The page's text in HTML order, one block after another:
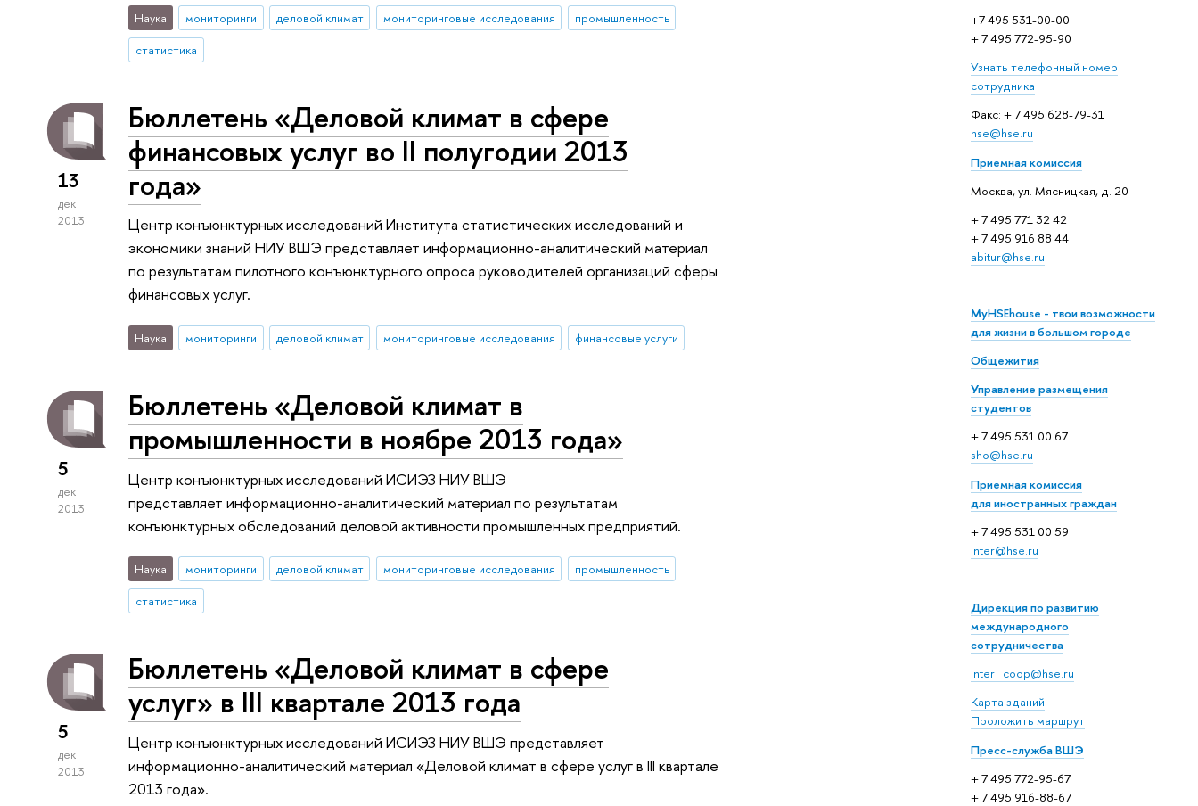
+7 495 531-00-00
+ 7 495 772-95-90
Узнать телефонный номер
сотрудника
Факс: + 7 495 628-79-31
hse@hse.ru
Приемная комиссия
Москва, ул. Мясницкая, д. 20
+ 7 495 771 32 42
+ 7 495 916 88 44
abitur@hse.ru
MyHSEhouse - твои возможности
для жизни в большом городе
Общежития
Управление размещения
студентов
+ 7 495 531 00 67
sho@hse.ru
Приемная комиссия
для иностранных граждан
+ 7 495 531 00 59
inter@hse.ru
Дирекция по развитию
международного
сотрудничества
inter_coop@hse.ru
Карта зданий
Проложить маршрут
Пресс-служба ВШЭ
+ 7 495 772-95-67
+ 7 495 916-88-67
Наука мониторинги деловой климат мониторинговые исследования
промышленность
статистика
13
дек
2013
Бюллетень «Деловой климат в сфере
финансовых услуг во II полугодии 2013
года»
Центр конъюнктурных исследований Института статистических исследований и
экономики знаний НИУ ВШЭ представляет информационно-аналитический материал
по результатам пилотного конъюнктурного опроса руководителей организаций сферы
финансовых услуг.
Наука мониторинги деловой климат мониторинговые исследования финансовые услуги
5
дек
2013
Бюллетень «Деловой климат в
промышленности в ноябре 2013 года»
Центр конъюнктурных исследований ИСИЭЗ НИУ ВШЭ
представляет информационно-аналитический материал по результатам
конъюнктурных обследований деловой активности промышленных предприятий.
Наука мониторинги деловой климат мониторинговые исследования
промышленность
статистика
5
дек
2013
Бюллетень «Деловой климат в сфере
услуг» в III квартале 2013 года
Центр конъюнктурных исследований ИСИЭЗ НИУ ВШЭ представляет
информационно-аналитический материал «Деловой климат в сфере услуг в III квартале
2013 года».